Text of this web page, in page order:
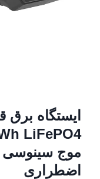
ایستگاه برق
موج سینوسی
اضطراری